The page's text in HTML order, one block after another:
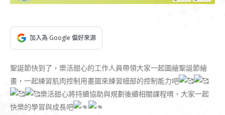
加入為 Google 偏好來源
聖誕節快到了，樂活甜心的工作人員帶領大家一起圖繪聖誕節繪
畫，一起練習肌肉控制用畫圖來練習細部的控制能力吧
樂活甜心將持續協助與規劃後續相關課程唷，大家一起
快樂的學習與成長吧